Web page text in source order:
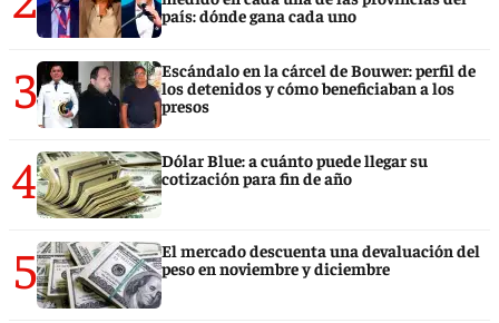
país: dónde gana cada uno
3
Escándalo en la cárcel de Bouwer: perfil de
los detenidos y cómo beneficiaban a los
presos
4
Dólar Blue: a cuánto puede llegar su
cotización para fin de año
5
El mercado descuenta una devaluación del
peso en noviembre y diciembre